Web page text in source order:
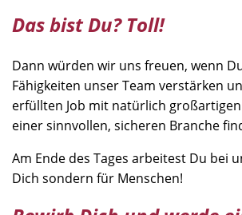
Das bist Du? Toll!
Dann würden wir uns freuen, wenn
Fähigkeiten unser Team verstärken
erfüllten Job mit natürlich
einer sinnvollen, sicheren Branche
Am Ende des Tages arbeitest Du bei
Dich sondern für Menschen!